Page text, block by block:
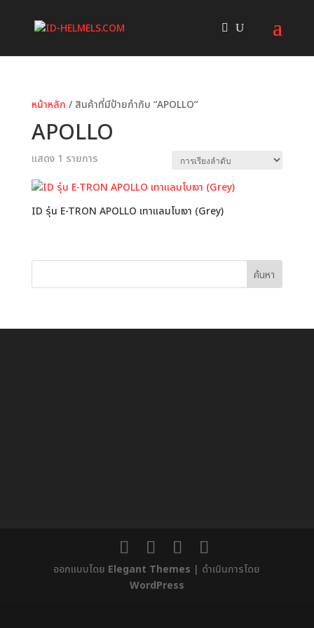
หน้าหลัก / สินค้าที่มีป้ายกำกับ “APOLLO”
APOLLO
แสดง 1 รายการ
ID รุ่น E-TRON APOLLO เทาแลมโบเงา (Grey)
ค้นหา
ออกแบบโดย Elegant Themes | ดำเนินการโดย
WordPress